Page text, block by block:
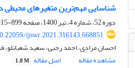
شناسایی مهم‌ترین متغیرهای محیطی
دوره 52، شماره 4، تیر 1400، صفحه
899-915
ijswr.2021.316143.668851
احسان مرادی، احمد رجبی، سعید شعبانلو،
مشاهده مقاله
اصل مقاله 1.8 M